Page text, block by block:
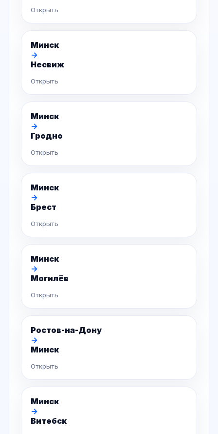
Открыть
Минск
→
Несвиж
Открыть
Минск
→
Гродно
Открыть
Минск
→
Брест
Открыть
Минск
→
Могилёв
Открыть
Ростов-на-Дону
→
Минск
Открыть
Минск
→
Витебск